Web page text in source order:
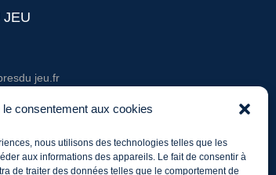
le consentement aux cookies
nous utilisons des technologies telles que les
aux informations des appareils. Le fait de consentir à
de traiter des données telles que le comportement de
JEU
jeu.fr